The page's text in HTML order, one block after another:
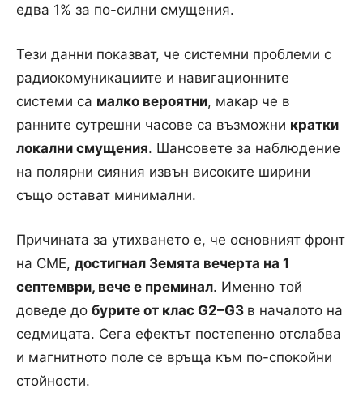
едва 1% за по-силни смущения.
Тези данни показват, че системни проблеми с
радиокомуникациите и навигационните
системи са малко вероятни, макар че в
ранните сутрешни часове са възможни кратки
локални смущения. Шансовете за наблюдение
на полярни сияния извън високите ширини
също остават минимални.
Причината за утихването е, че основният фронт
на CME, достигнал Земята вечерта на 1
септември, вече е преминал. Именно той
доведе до бурите от клас G2–G3 в началото на
седмицата. Сега ефектът постепенно отслабва
и магнитното поле се връща към по-спокойни
стойности.